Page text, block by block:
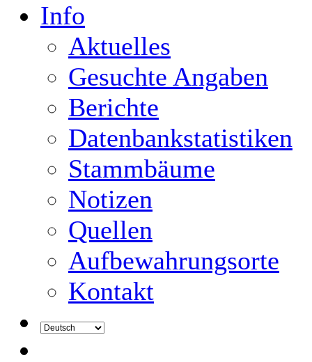
Info
Aktuelles
Gesuchte Angaben
Berichte
Datenbankstatistiken
Stammbäume
Notizen
Quellen
Aufbewahrungsorte
Kontakt